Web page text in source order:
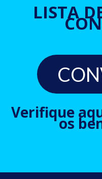
LISTA
Verifique
os